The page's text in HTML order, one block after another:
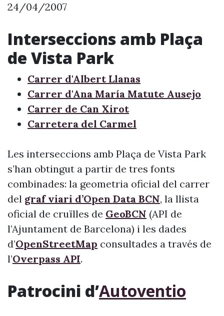
24/04/2007
Interseccions amb Plaça
de Vista Park
Carrer d'Albert Llanas
Carrer d'Ana María Matute Ausejo
Carrer de Can Xirot
Carretera del Carmel
Les interseccions amb Plaça de Vista Park
s’han obtingut a partir de tres fonts
combinades: la geometria oficial del carrer
del graf viari d’Open Data BCN, la llista
oficial de cruïlles de GeoBCN (API de
l’Ajuntament de Barcelona) i les dades
d’OpenStreetMap consultades a través de
l’Overpass API.
Patrocini d’Autoventio